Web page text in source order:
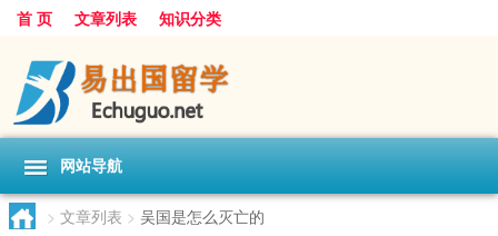
首 页 文章列表 知识分类
网站导航
> 文章列表 > 吴国是怎么灭亡的